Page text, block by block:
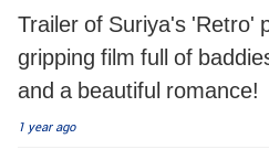
Trailer of Suriya's 'Retro'
gripping film full of
and a beautiful romance!
1 year ago